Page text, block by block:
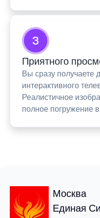
3
Приятного
Вы сразу получаете
интерактивного
Реалистичное
полное погружение
Москва
Единая